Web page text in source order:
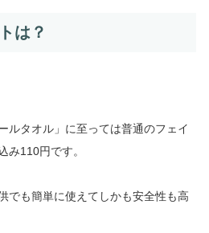
は？
ルタオル」に至っては普通のフェイ
み110円です。
でも簡単に使えてしかも安全性も高